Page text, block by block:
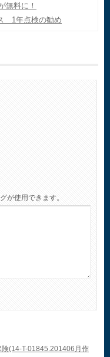
無料に！
1年点検の勧め
が使用できます。
険(14-T-01845.201406月作